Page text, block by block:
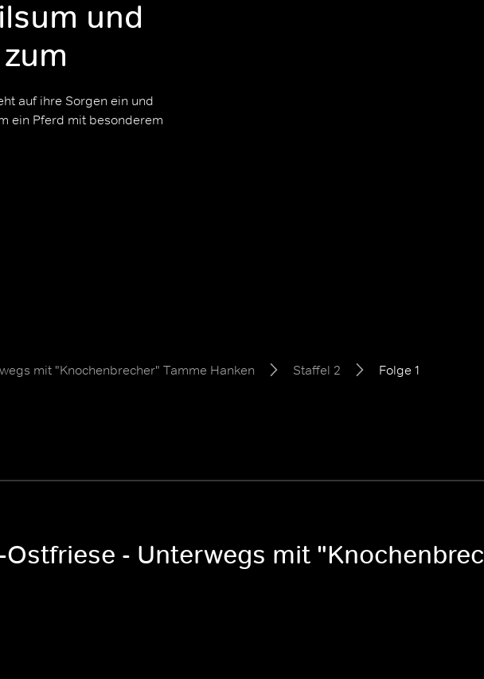
und
auf ihre Sorgen ein und
ein Pferd mit besonderem
mit "Knochenbrecher" Tamme Hanken Staffel 2 Folge 1
Ostfriese - Unterwegs mit